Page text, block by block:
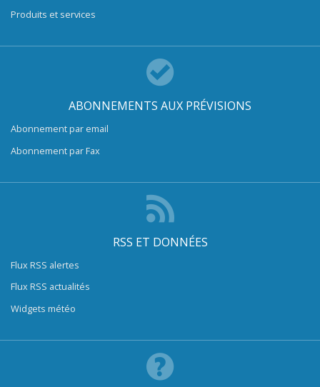
Produits et services
ABONNEMENTS AUX PRÉVISIONS
Abonnement par email
Abonnement par Fax
RSS ET DONNÉES
Flux RSS alertes
Flux RSS actualités
Widgets météo